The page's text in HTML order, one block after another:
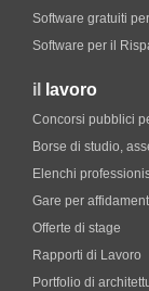
Software gratuiti
Software per il
il lavoro
Concorsi pubblici
Borse di studio,
Elenchi
Gare per
Offerte di stage
Rapporti di Lavoro
Portfolio di